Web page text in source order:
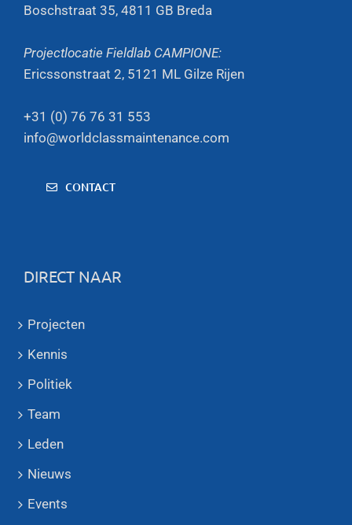
Boschstraat 35, 4811 GB Breda
Projectlocatie Fieldlab CAMPIONE:
Ericssonstraat 2, 5121 ML Gilze Rijen
+31 (0) 76 76 31 553
info@worldclassmaintenance.com
CONTACT
DIRECT NAAR
Projecten
Kennis
Politiek
Team
Leden
Nieuws
Events